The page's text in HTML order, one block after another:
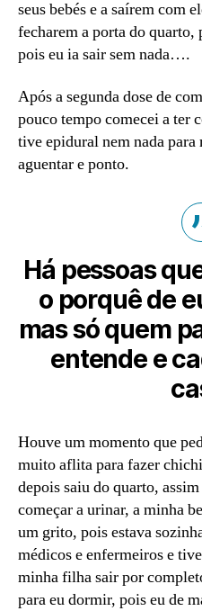
seus bebés e a saírem com
fecharem a porta do quarto,
pois eu ia sair sem nada….
Após a segunda dose de
pouco tempo comecei a ter
tive epidural nem nada
aguentar e ponto.
Há pessoas
o porquê de
mas só quem
entende e
Houve um momento que
muito aflita para fazer
depois saiu do quarto,
começar a urinar, a minha
um grito, pois estava
médicos e enfermeiros e
minha filha sair por
para eu dormir, pois eu de